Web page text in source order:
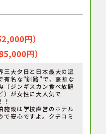
円）
円）
三大夕日と日本最大の湿
有名な“釧路”で、豪華な
（ジンギスカン食べ放題
）が女性に大人気で
！
施設は学校直営のホテル
で安心ですよ。クチコミ